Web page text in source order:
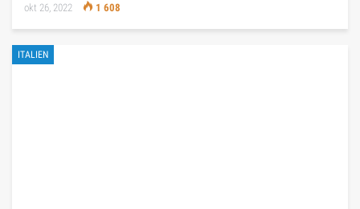
okt 26, 2022 1 608
ITALIEN